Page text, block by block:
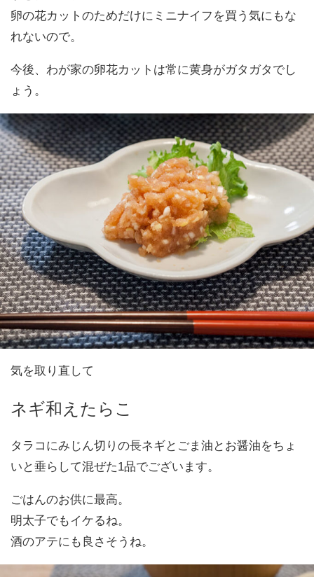
卵の花カットのためだけにミニナイフを買う気にもな
れないので。
今後、わが家の卵花カットは常に黄身がガタガタでし
ょう。
気を取り直して
ネギ和えたらこ
タラコにみじん切りの長ネギとごま油とお醤油をちょ
いと垂らして混ぜた1品でございます。
ごはんのお供に最高。
明太子でもイケるね。
酒のアテにも良さそうね。